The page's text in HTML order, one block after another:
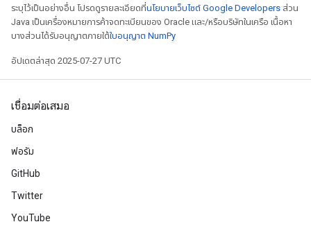
ระบุไว้เป็นอย่างอื่น โปรดดูรายละเอียดที่นโยบายเว็บไซต์ Google Developers ส่วน
Java เป็นเครื่องหมายการค้าจดทะเบียนของ Oracle และ/หรือบริษัทในเครือ เนื้อหา
บางส่วนได้รับอนุญาตภายใต้ใบอนุญาต NumPy
อัปเดตล่าสุด 2025-07-27 UTC
เชื่อมต่อเสมอ
บล็อก
ฟอรัม
GitHub
Twitter
YouTube